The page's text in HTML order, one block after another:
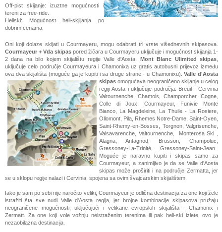
Off-pist skijanje: izuztne mogućnosti i
tereni za free-ride.
Heliski: Mogućnost heli-skjijanja po
dobrim cenama.
Oni koji dolaze skijati u Courmayeru, mogu odabrati tri vrste višednevnih skipasova.
Courmayeur + Vda skipas pored žičara u Courmayeru uključuje i mogućnost skijanja 1-
2 dana na bilo kojem skijalištu regije Valle d'Aosta. Mont Blanc Ulimited skipas
uključuje celo područje Courmayeura i Chamonixa uz gratis autobusni prijevoz između
ova dva skijališta (moguće ga je kupiti i sa druge strane - u Chamonixu).Valled'Aosta
skipas omogućava neograničeno skijanje u celog
regiji Aosta i uključuje područja: Breuil - Cervinia
Valtournenche, Chamois, Champorcher, Cogne,
Colle di Joux, Courmayeur, Funivie Monte
Bianco, La Magdeleine, La Thuile - La Rosiere,
Ollomont, Pila, Rhemes Notre-Dame, Saint-Oyen,
Saint-Rhemy-en-Bosses, Torgnon, Valgrisenche,
Valsavarenche, Valtournenche, Monterosa Ski ,
Alagna, Antagnod, Brusson, Champoluc,
Gressoney-La-Trinité, Gressoney-Saint-Jean.
Moguće je naravno kupiti i skipas samo za
Courmayeur, a zanimljivo je da se Valle d'Aosta
skipas može proširiti i na područje Zermatta, jer
se u sklopu regije nalazi i Cervinia, spojena sa ovim švajcarskim skijalištem.
Iako je sam po sebi nije naročito veliki, Courmayeur je odlična destinacija za one koji žele
istražiti šta sve nudi Valle d'Aosta regija, jer brojne kombinacije skipasova pružaju
neograničene mogućnosti, uključujući i velikane evropskih skijališta - Chamonix i
Zermatt. Za one koji vole vožnju neistraženim terenima ili pak heli-ski izlete, ovo je
nezaobilazna destinacija.